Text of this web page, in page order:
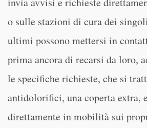
o sulle stazioni di cura dei
ultimi possono mettersi in
prima ancora di recarsi da loro,
le specifiche richieste, che si
antidolorifici, una coperta extra,
direttamente in mobilità sui